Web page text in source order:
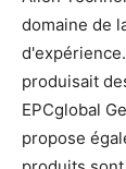
domaine de
produisait
EPCglobal
propose